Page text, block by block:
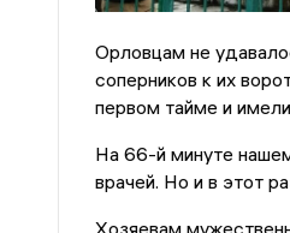
Орловцам не
соперников к их
первом тайме и
На 66-й минуте
врачей. Но и в этот